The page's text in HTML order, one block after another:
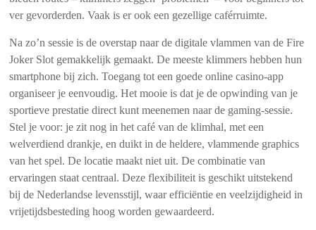
ver gevorderden. Vaak is er ook een gezellige caférruimte.
Na zo’n sessie is de overstap naar de digitale vlammen van de Fire
Joker Slot gemakkelijk gemaakt. De meeste klimmers hebben hun
smartphone bij zich. Toegang tot een goede online casino-app
organiseer je eenvoudig. Het mooie is dat je de opwinding van je
sportieve prestatie direct kunt meenemen naar de gaming-sessie.
Stel je voor: je zit nog in het café van de klimhal, met een
welverdiend drankje, en duikt in de heldere, vlammende graphics
van het spel. De locatie maakt niet uit. De combinatie van
ervaringen staat centraal. Deze flexibiliteit is geschikt uitstekend
bij de Nederlandse levensstijl, waar efficiëntie en veelzijdigheid in
vrijetijdsbesteding hoog worden gewaardeerd.